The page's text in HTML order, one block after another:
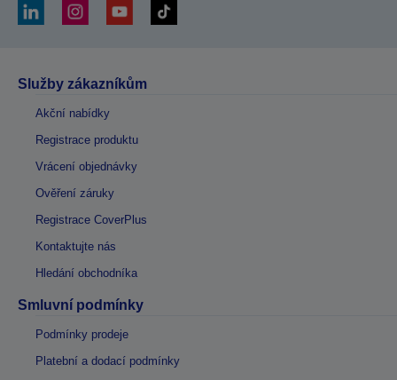
Služby zákazníkům
Akční nabídky
Registrace produktu
Vrácení objednávky
Ověření záruky
Registrace CoverPlus
Kontaktujte nás
Hledání obchodníka
Smluvní podmínky
Podmínky prodeje
Platební a dodací podmínky